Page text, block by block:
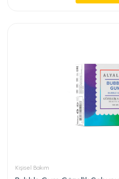
Kişisel Bakım